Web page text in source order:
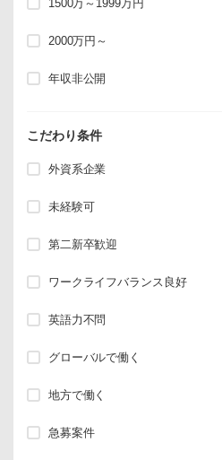
1500万～1999万円
2000万円～
年収非公開
こだわり条件
外資系企業
未経験可
第二新卒歓迎
ワークライフバランス良好
英語力不問
グローバルで働く
地方で働く
急募案件